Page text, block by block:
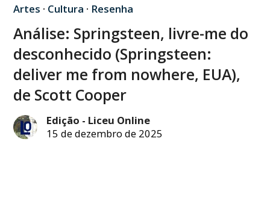
Artes · Cultura · Resenha
Análise: Springsteen, livre-me do
desconhecido (Springsteen:
deliver me from nowhere, EUA),
de Scott Cooper
Edição - Liceu Online
15 de dezembro de 2025